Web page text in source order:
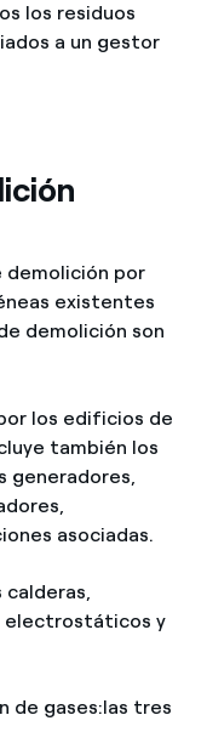
los residuos
a un gestor
demolición por
existentes
demolición son
los edificios de
también los
generadores,
asociadas.
electrostáticos y
de gases:las tres